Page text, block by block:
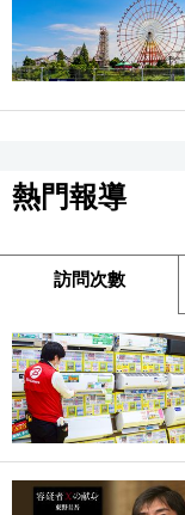
熱門報導
訪問次數